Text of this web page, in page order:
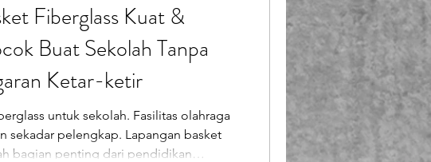
Fiberglass Kuat &
Buat Sekolah Tanpa
Ketar-ketir
untuk sekolah. Fasilitas olahraga
sekadar pelengkap. Lapangan basket
bagian penting dari pendidikan